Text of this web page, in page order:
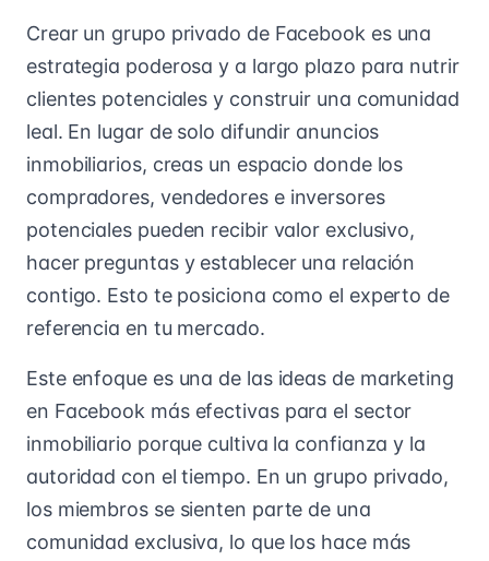
Crear un grupo privado de Facebook es una
estrategia poderosa y a largo plazo para nutrir
clientes potenciales y construir una comunidad
leal. En lugar de solo difundir anuncios
inmobiliarios, creas un espacio donde los
compradores, vendedores e inversores
potenciales pueden recibir valor exclusivo,
hacer preguntas y establecer una relación
contigo. Esto te posiciona como el experto de
referencia en tu mercado.
Este enfoque es una de las ideas de marketing
en Facebook más efectivas para el sector
inmobiliario porque cultiva la confianza y la
autoridad con el tiempo. En un grupo privado,
los miembros se sienten parte de una
comunidad exclusiva, lo que los hace más